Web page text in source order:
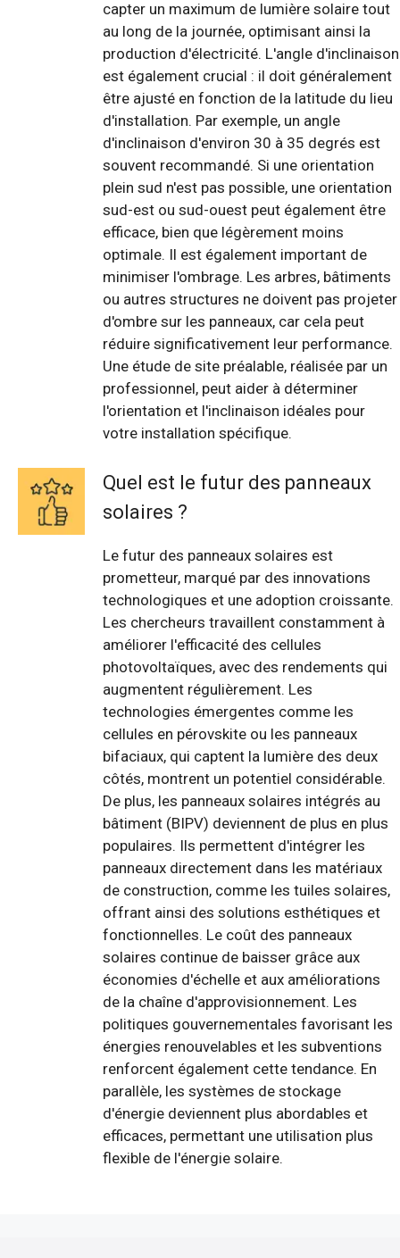
capter un maximum de lumière solaire tout
au long de la journée, optimisant ainsi la
production d'électricité. L'angle d'inclinaison
est également crucial : il doit généralement
être ajusté en fonction de la latitude du lieu
d'installation. Par exemple, un angle
d'inclinaison d'environ 30 à 35 degrés est
souvent recommandé. Si une orientation
plein sud n'est pas possible, une orientation
sud-est ou sud-ouest peut également être
efficace, bien que légèrement moins
optimale. Il est également important de
minimiser l'ombrage. Les arbres, bâtiments
ou autres structures ne doivent pas projeter
d'ombre sur les panneaux, car cela peut
réduire significativement leur performance.
Une étude de site préalable, réalisée par un
professionnel, peut aider à déterminer
l'orientation et l'inclinaison idéales pour
votre installation spécifique.
Quel est le futur des panneaux
solaires ?
Le futur des panneaux solaires est
prometteur, marqué par des innovations
technologiques et une adoption croissante.
Les chercheurs travaillent constamment à
améliorer l'efficacité des cellules
photovoltaïques, avec des rendements qui
augmentent régulièrement. Les
technologies émergentes comme les
cellules en pérovskite ou les panneaux
bifaciaux, qui captent la lumière des deux
côtés, montrent un potentiel considérable.
De plus, les panneaux solaires intégrés au
bâtiment (BIPV) deviennent de plus en plus
populaires. Ils permettent d'intégrer les
panneaux directement dans les matériaux
de construction, comme les tuiles solaires,
offrant ainsi des solutions esthétiques et
fonctionnelles. Le coût des panneaux
solaires continue de baisser grâce aux
économies d'échelle et aux améliorations
de la chaîne d'approvisionnement. Les
politiques gouvernementales favorisant les
énergies renouvelables et les subventions
renforcent également cette tendance. En
parallèle, les systèmes de stockage
d'énergie deviennent plus abordables et
efficaces, permettant une utilisation plus
flexible de l'énergie solaire.